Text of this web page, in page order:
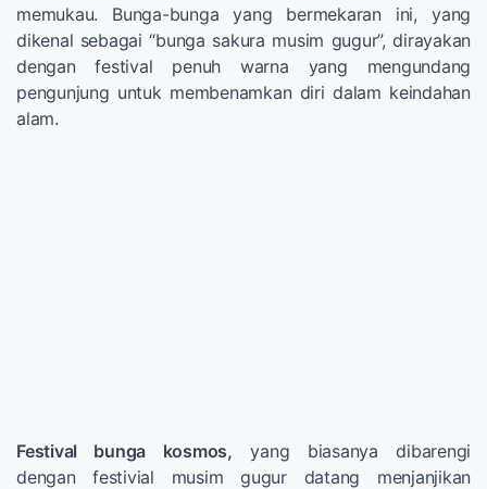
memukau. Bunga-bunga yang bermekaran ini, yang
dikenal sebagai “bunga sakura musim gugur”, dirayakan
dengan festival penuh warna yang mengundang
pengunjung untuk membenamkan diri dalam keindahan
alam.
Festival bunga kosmos, yang biasanya dibarengi
dengan festivial musim gugur datang menjanjikan